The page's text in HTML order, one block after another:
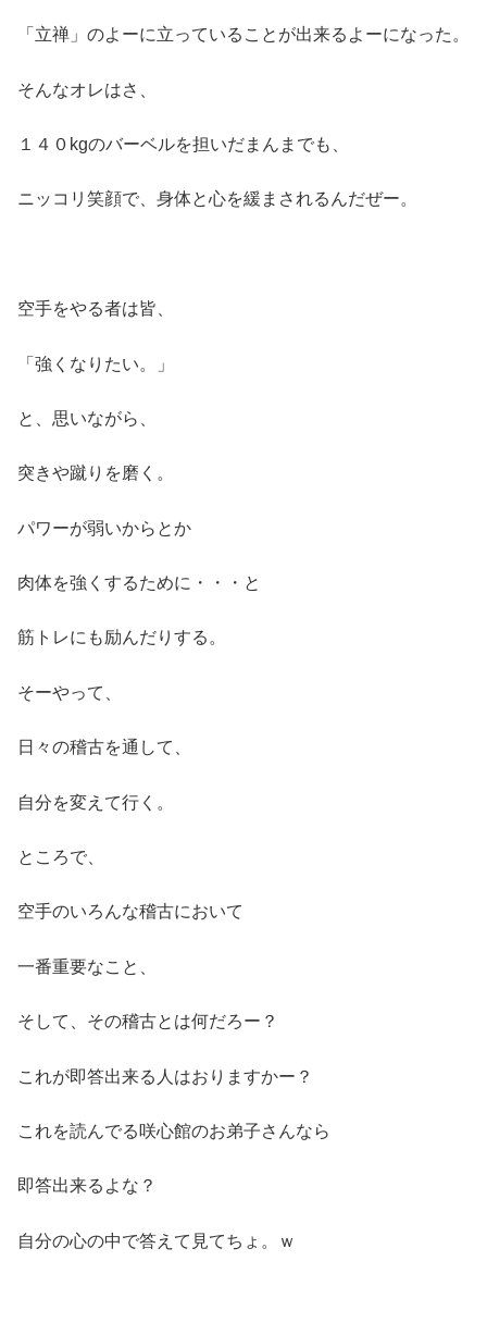
「立禅」のよーに立っていることが出来るよーになった。
そんなオレはさ、
１４０kgのバーベルを担いだまんまでも、
ニッコリ笑顔で、身体と心を緩まされるんだぜー。
空手をやる者は皆、
「強くなりたい。」
と、思いながら、
突きや蹴りを磨く。
パワーが弱いからとか
肉体を強くするために・・・と
筋トレにも励んだりする。
そーやって、
日々の稽古を通して、
自分を変えて行く。
ところで、
空手のいろんな稽古において
一番重要なこと、
そして、その稽古とは何だろー？
これが即答出来る人はおりますかー？
これを読んでる咲心館のお弟子さんなら
即答出来るよな？
自分の心の中で答えて見てちょ。ｗ